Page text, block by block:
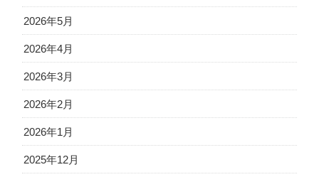
2026年5月
2026年4月
2026年3月
2026年2月
2026年1月
2025年12月